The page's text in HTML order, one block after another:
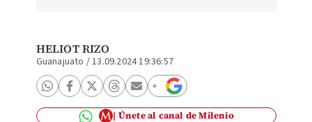
HELIOT RIZO
Guanajuato /13.09.2024 19:36:57
Únete al canal de Milenio